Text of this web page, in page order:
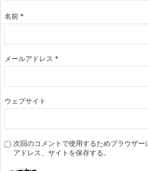
名前 *
メールアドレス *
ウェブサイト
次回のコメントで使用するためブラウザ
アドレス、サイトを保存する。